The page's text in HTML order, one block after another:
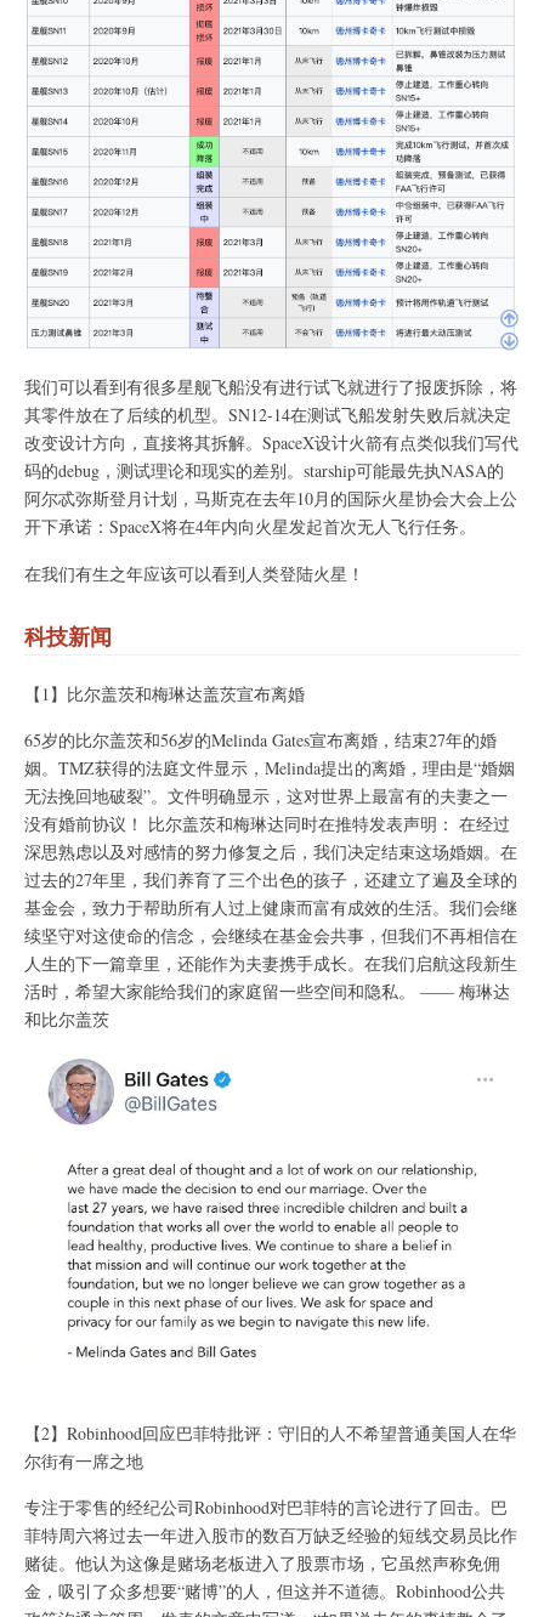
我们可以看到有很多星舰飞船没有进行试飞就进行了报废拆除，将
其零件放在了后续的机型。SN12-14在测试飞船发射失败后就决定
改变设计方向，直接将其拆解。SpaceX设计火箭有点类似我们写代
码的debug，测试理论和现实的差别。starship可能最先执NASA的
阿尔忒弥斯登月计划，马斯克在去年10月的国际火星协会大会上公
开下承诺：SpaceX将在4年内向火星发起首次无人飞行任务。
在我们有生之年应该可以看到人类登陆火星！
科技新闻
【1】比尔盖茨和梅琳达盖茨宣布离婚
65岁的比尔盖茨和56岁的Melinda Gates宣布离婚，结束27年的婚
姻。TMZ获得的法庭文件显示，Melinda提出的离婚，理由是“婚姻
无法挽回地破裂”。文件明确显示，这对世界上最富有的夫妻之一
没有婚前协议！ 比尔盖茨和梅琳达同时在推特发表声明： 在经过
深思熟虑以及对感情的努力修复之后，我们决定结束这场婚姻。在
过去的27年里，我们养育了三个出色的孩子，还建立了遍及全球的
基金会，致力于帮助所有人过上健康而富有成效的生活。我们会继
续坚守对这使命的信念，会继续在基金会共事，但我们不再相信在
人生的下一篇章里，还能作为夫妻携手成长。在我们启航这段新生
活时，希望大家能给我们的家庭留一些空间和隐私。 —— 梅琳达
和比尔盖茨
【2】Robinhood回应巴菲特批评：守旧的人不希望普通美国人在华
尔街有一席之地
专注于零售的经纪公司Robinhood对巴菲特的言论进行了回击。巴
菲特周六将过去一年进入股市的数百万缺乏经验的短线交易员比作
赌徒。他认为这像是赌场老板进入了股票市场，它虽然声称免佣
金，吸引了众多想要“赌博”的人，但这并不道德。Robinhood公共